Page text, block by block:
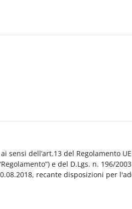
dell’art.13 del Regolamento
e del D.Lgs. n. 196/
recante disposizioni per